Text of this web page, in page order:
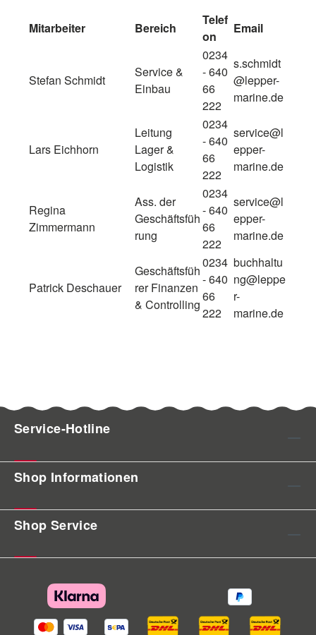
Mitarbeiter Bereich
Telef
on
Email
Stefan Schmidt
Service &
Einbau
0234
- 640
66
222
s.schmidt
@lepper-
marine.de
Lars Eichhorn
Leitung
Lager &
Logistik
0234
- 640
66
222
service@l
epper-
marine.de
Regina
Zimmermann
Ass. der
Geschäftsfüh
rung
0234
- 640
66
222
service@l
epper-
marine.de
Patrick Deschauer
Geschäftsfüh
rer Finanzen
& Controlling
0234
- 640
66
222
buchhaltu
ng@leppe
r-
marine.de
Service-Hotline
Shop Informationen
Shop Service